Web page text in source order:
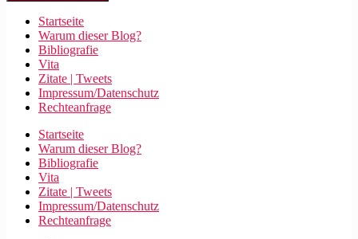
Startseite
Warum dieser Blog?
Bibliografie
Vita
Zitate | Tweets
Impressum/Datenschutz
Rechteanfrage
Startseite
Warum dieser Blog?
Bibliografie
Vita
Zitate | Tweets
Impressum/Datenschutz
Rechteanfrage